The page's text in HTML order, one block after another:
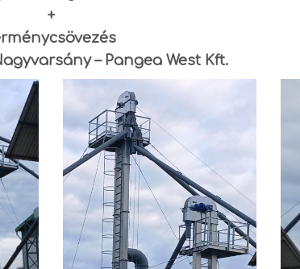
+
– Pangea West Kft.